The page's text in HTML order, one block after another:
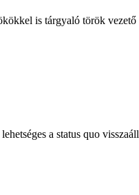
is tárgyaló török
a status quo